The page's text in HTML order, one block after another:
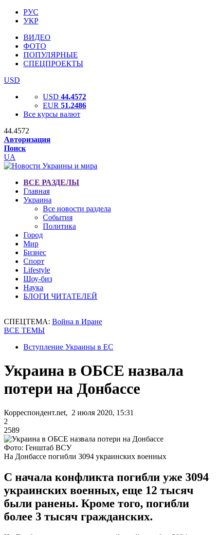
РУС
УКР
ВИДЕО
ФОТО
ПОПУЛЯРНЫЕ
СПЕЦПРОЕКТЫ
USD
USD 44.4572
EUR 51.2486
Все курсы валют
44.4572
Авторизация
Поиск
UA
ВСЕ РАЗДЕЛЫ
Главная
Украина
Все новости раздела
События
Политика
Город
Мир
Бизнес
Спорт
Lifestyle
Шоу-биз
Наука
БЛОГИ ЧИТАТЕЛЕЙ
СПЕЦТЕМА: Война в Иране
ВСЕ ТЕМЫ
Вступление Украины в ЕС
Украина в ОБСЕ назвала
потери на Донбассе
Корреспондент.net, 2 июля 2020, 15:31
2
2589
Фото: Генштаб ВСУ
На Донбассе погибли 3094 украинских военных
С начала конфликта погибли уже 3094
украинских военных, еще 12 тысяч
были ранены. Кроме того, погибли
более 3 тысяч гражданских.